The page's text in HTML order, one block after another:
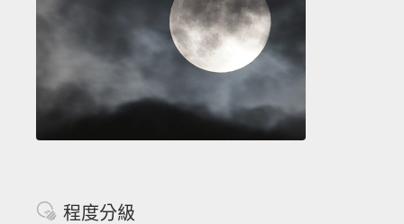
程度分級